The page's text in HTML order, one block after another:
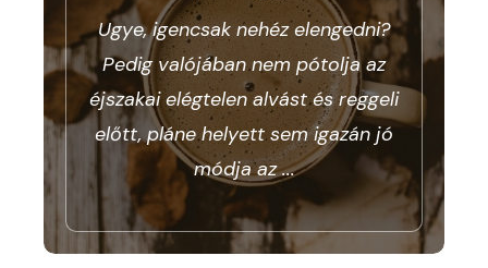
Ugye, igencsak nehéz elengedni?
Pedig valójában nem pótolja az
éjszakai elégtelen alvást és reggeli
előtt, pláne helyett sem igazán jó
módja az...